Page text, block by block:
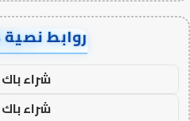
روابط نصية AA14704
شراء
شراء